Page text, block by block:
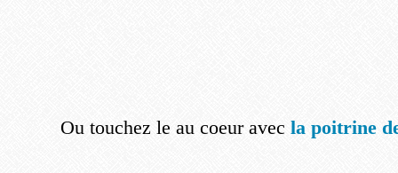
Ou touchez le au coeur avec la poitrine